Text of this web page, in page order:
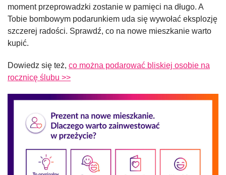
moment przeprowadzki zostanie w pamięci na długo. A
Tobie bombowym podarunkiem uda się wywołać eksplozję
szczerej radości. Sprawdź, co na nowe mieszkanie warto
kupić.
Dowiedz się też, co można podarować bliskiej osobie na
rocznicę ślubu >>